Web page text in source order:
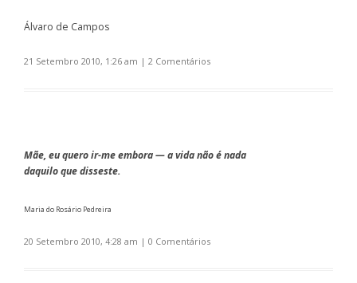
Álvaro de Campos
21 Setembro 2010, 1:26 am | 2 Comentários
Mãe, eu quero ir-me embora — a vida não é nada
daquilo que disseste.
Maria do Rosário Pedreira
20 Setembro 2010, 4:28 am | 0 Comentários